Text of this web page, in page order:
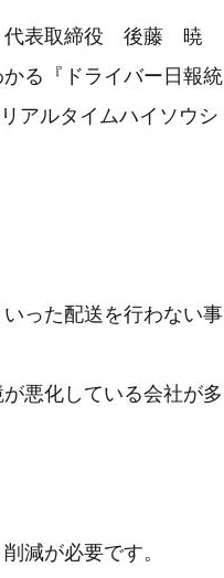
代表取締役 後藤 暁
る『ドライバー日報統
アルタイムハイソウシ
った配送を行わない事
悪化している会社が多
減が必要です。